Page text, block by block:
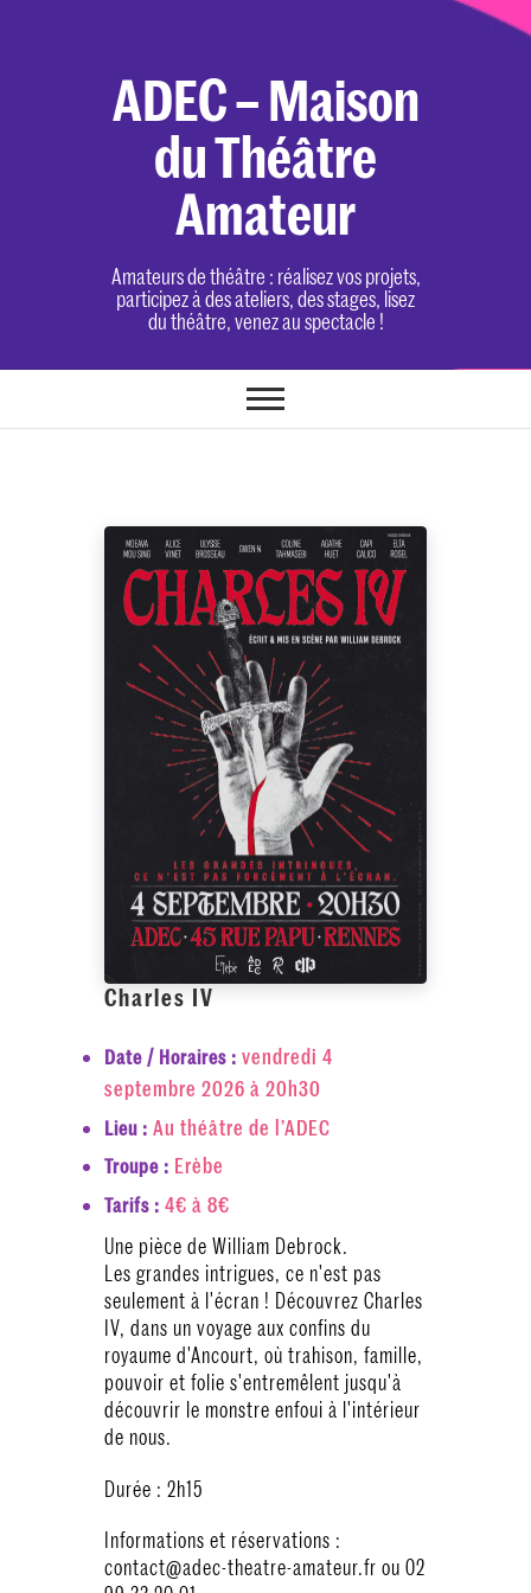
ADEC – Maison
du Théâtre
Amateur
Amateurs de théâtre : réalisez vos projets,
participez à des ateliers, des stages, lisez
du théâtre, venez au spectacle !
Charles IV
Date / Horaires : vendredi 4
septembre 2026 à 20h30
Lieu : Au théâtre de l’ADEC
Troupe : Erèbe
Tarifs : 4€ à 8€
Une pièce de William Debrock.
Les grandes intrigues, ce n'est pas
seulement à l'écran ! Découvrez Charles
IV, dans un voyage aux confins du
royaume d'Ancourt, où trahison, famille,
pouvoir et folie s'entremêlent jusqu'à
découvrir le monstre enfoui à l'intérieur
de nous.
Durée : 2h15
Informations et réservations :
contact@adec-theatre-amateur.fr ou 02